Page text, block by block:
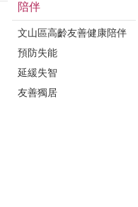
陪伴
文山區高齡友善健康陪伴
預防失能
延緩失智
友善獨居